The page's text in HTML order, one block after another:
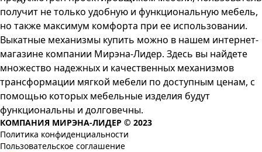
получит не только удобную и функциональную мебель,
но также максимум комфорта при ее использовании.
Выкатные механизмы купить можно в нашем интернет-
магазине компании Мирэна-Лидер. Здесь вы найдете
множество надежных и качественных механизмов
трансформации мягкой мебели по доступным ценам, с
помощью которых мебельные изделия будут
функциональны и долговечны.
КОМПАНИЯ МИРЭНА-ЛИДЕР © 2023
Политика конфиденциальности
Пользовательское соглашение